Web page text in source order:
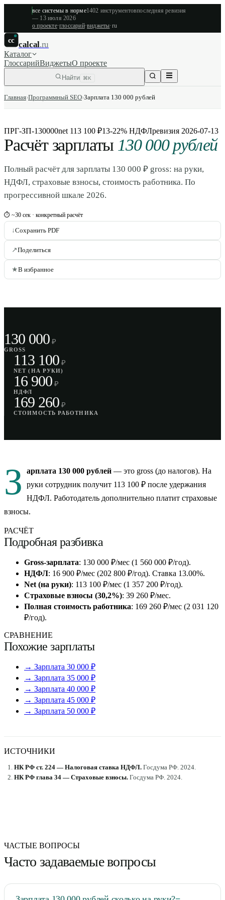
все системы в норме1402 инструментовпоследняя ревизия
— 13 июля 2026
о проекте·глоссарий·виджеты·ru
cc calcal.ru
Каталог
ГлоссарийВиджетыО проекте
Найти ⌘K
Главная›Программный SEO›Зарплата 130 000 рублей
ПРГ-ЗП-130000net 113 100 ₽13-22% НДФЛревизия 2026-07-13
Расчёт зарплаты 130 000 рублей
Полный расчёт для зарплаты 130 000 ₽ gross: на руки,
НДФЛ, страховые взносы, стоимость работника. По
прогрессивной шкале 2026.
⏱ ~30 сек · конкретный расчёт
↓Сохранить PDF
↗Поделиться
★В избранное
130 000 ₽
GROSS
113 100 ₽
NET (НА РУКИ)
16 900 ₽
НДФЛ
169 260 ₽
СТОИМОСТЬ РАБОТНИКА
З арплата 130 000 рублей — это gross (до налогов). На
руки сотрудник получит 113 100 ₽ после удержания
НДФЛ. Работодатель дополнительно платит страховые
взносы.
РАСЧЁТ
Подробная разбивка
Gross-зарплата: 130 000 ₽/мес (1 560 000 ₽/год).
НДФЛ: 16 900 ₽/мес (202 800 ₽/год). Ставка 13.00%.
Net (на руки): 113 100 ₽/мес (1 357 200 ₽/год).
Страховые взносы (30,2%): 39 260 ₽/мес.
Полная стоимость работника: 169 260 ₽/мес (2 031 120
₽/год).
СРАВНЕНИЕ
Похожие зарплаты
→ Зарплата 30 000 ₽
→ Зарплата 35 000 ₽
→ Зарплата 40 000 ₽
→ Зарплата 45 000 ₽
→ Зарплата 50 000 ₽
ИСТОЧНИКИ
НК РФ ст. 224 — Налоговая ставка НДФЛ. Госдума РФ. 2024.
НК РФ глава 34 — Страховые взносы. Госдума РФ. 2024.
ЧАСТЫЕ ВОПРОСЫ
Часто задаваемые вопросы